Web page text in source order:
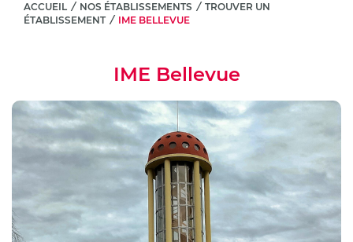
ACCUEIL / NOS ÉTABLISSEMENTS / TROUVER UN
ÉTABLISSEMENT / IME BELLEVUE
IME Bellevue